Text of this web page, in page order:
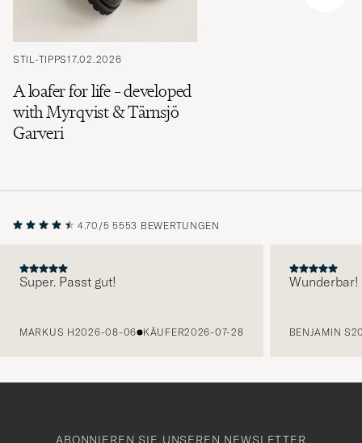
STIL-TIPPS17.02.2026
A loafer for life – developed
with Myrqvist & Tärnsjö
Garveri
4.70/5 5553 BEWERTUNGEN
Super. Passt gut!
MARKUS H2026-08-06 KÄUFER2026-07-28
Wunderbar!
BENJAMIN S
ABONNIEREN SIE UNSEREN NEWSLETTER